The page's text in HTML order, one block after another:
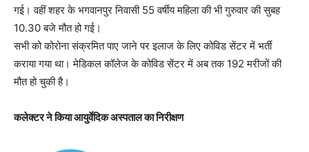
गई। वहीं शहर के भगवानपुर निवासी 55 वर्षीय महिला की भी गुरुवार की सुबह
10.30 बजे मौत हो गई।
सभी को कोरोना संक्रमित पाए जाने पर इलाज के लिए कोविड सेंटर में भर्ती
कराया गया था। मेडिकल कॉलेज के कोविड सेंटर में अब तक 192 मरीजों की
मौत हो चुकी है।
कलेक्टर ने किया आयुर्वेदिक अस्पताल का निरीक्षण